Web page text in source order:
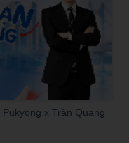
x Trần Quang